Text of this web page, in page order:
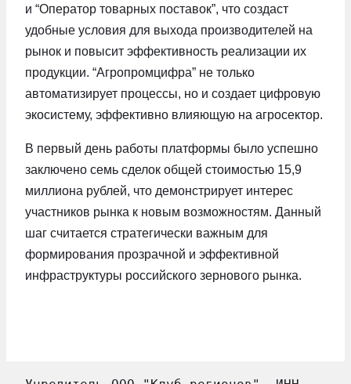
и “Оператор товарных поставок”, что создаст
удобные условия для выхода производителей на
рынок и повысит эффективность реализации их
продукции. “Агропромцифра” не только
автоматизирует процессы, но и создает цифровую
экосистему, эффективно влияющую на агросектор.
В первый день работы платформы было успешно
заключено семь сделок общей стоимостью 15,9
миллиона рублей, что демонстрирует интерес
участников рынка к новым возможностям. Данный
шаг считается стратегически важным для
формирования прозрачной и эффективной
инфраструктуры российского зернового рынка.